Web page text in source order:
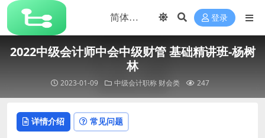
登录
2022中级会计师中会中级财管 基础精讲班-杨树
林
2023-01-09 中级会计职称 财会类 247
详情介绍 常见问题